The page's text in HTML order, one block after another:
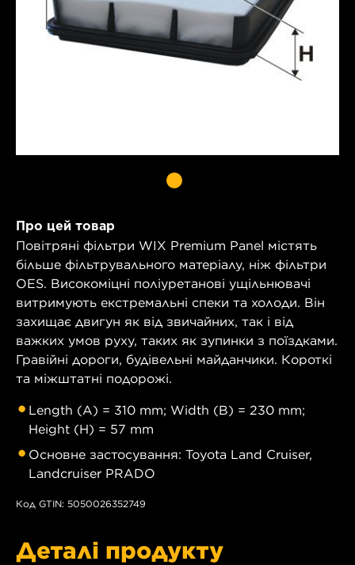
Про цей товар
Повітряні фільтри WIX Premium Panel містять
більше фільтрувального матеріалу, ніж фільтри
OES. Високоміцні поліуретанові ущільнювачі
витримують екстремальні спеки та холоди. Він
захищає двигун як від звичайних, так і від
важких умов руху, таких як зупинки з поїздками.
Гравійні дороги, будівельні майданчики. Короткі
та міжштатні подорожі.
Length (A) = 310 mm; Width (B) = 230 mm;
Height (H) = 57 mm
Основне застосування: Toyota Land Cruiser,
Landcruiser PRADO
Код GTIN: 5050026352749
Деталі продукту